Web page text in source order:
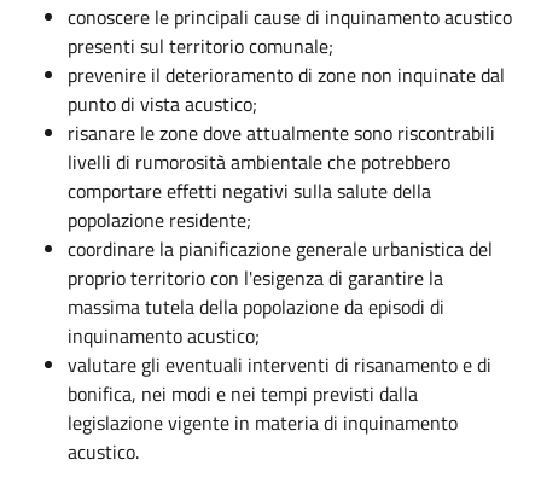
conoscere le principali cause di inquinamento acustico
presenti sul territorio comunale;
prevenire il deterioramento di zone non inquinate dal
punto di vista acustico;
risanare le zone dove attualmente sono riscontrabili
livelli di rumorosità ambientale che potrebbero
comportare effetti negativi sulla salute della
popolazione residente;
coordinare la pianificazione generale urbanistica del
proprio territorio con l'esigenza di garantire la
massima tutela della popolazione da episodi di
inquinamento acustico;
valutare gli eventuali interventi di risanamento e di
bonifica, nei modi e nei tempi previsti dalla
legislazione vigente in materia di inquinamento
acustico.